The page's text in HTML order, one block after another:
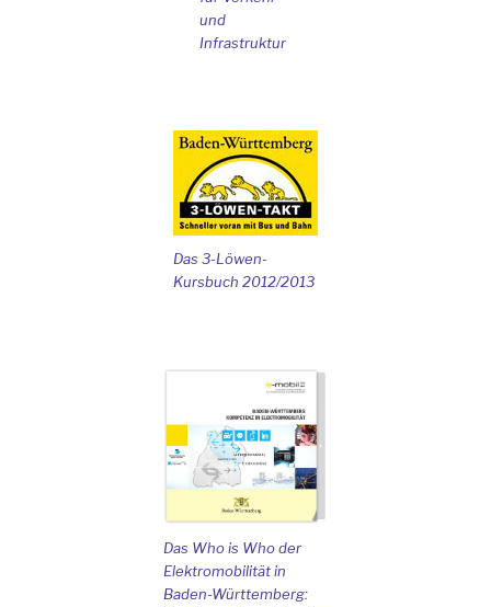
und
Infrastruktur
Das 3-Löwen-
Kursbuch 2012/2013
Das Who is Who der
Elektromobilität in
Baden-Württemberg: